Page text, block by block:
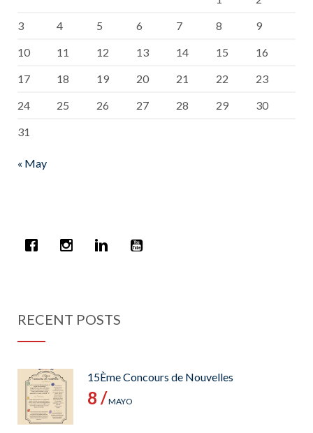
3
4 5 6 7 8
9
10
11 12 13 14 15
16
17
18 19 20 21 22
23
24
25 26 27 28 29
30
31
« May
RECENT POSTS
15Ème Concours de Nouvelles
8 /MAYO